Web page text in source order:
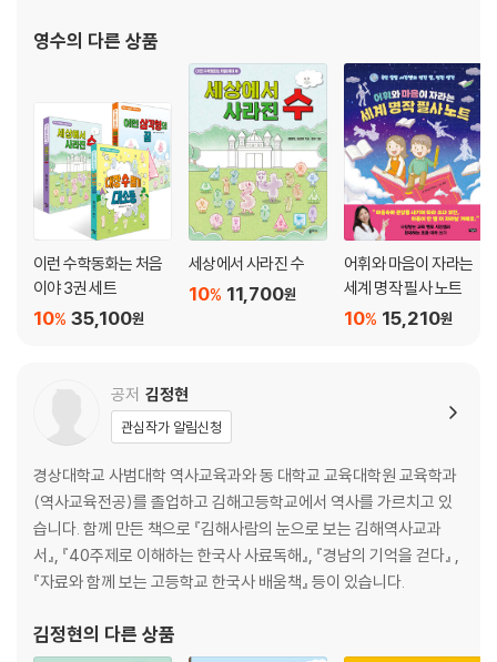
4장 일제 강점기 사람들의 모습
서울 풍경이 달라지다
소년, 전쟁터로 끌려가다
소녀, ‘위안부’로 끌려가다
5장 광복 그리고 대한민국 정부 수립
빼앗긴 나라를 되찾다!
미군과 소련군이 한반도에 들어오다
대한민국 정부가 세워지다
국경일과 태극기
6장 민족의 비극, 6·25 전쟁
6·25 전쟁이 일어나다
인천 상륙 작전이 성공하다
중국군이 쏟아져 내려오다
수많은 사람이 목숨을 잃다
7장 민주주의를 지키기 위한 노력
3·15 부정 선거가 일어나다
4·19 혁명으로 이승만 정권이 무너지다
영수의 다른 상품
이런 수학동화는 처음
이야 3권 세트
35,100원
10%
세상에서 사라진 수
11,700원
10%
어휘와 마음이 자라는
세계 명작 필사 노트
15,210원
10%
공저 김정현
관심작가 알림신청
경상대학교 사범대학 역사교육과와 동 대학교 교육대학원 교육학과
(역사교육전공)를 졸업하고 김해고등학교에서 역사를 가르치고 있
습니다. 함께 만든 책으로 『김해사람의 눈으로 보는 김해역사교과
서』, 『40주제로 이해하는 한국사 사료독해』, 『경남의 기억을 걷다』 ,
『자료와 함께 보는 고등학교 한국사 배움책』 등이 있습니다.
김정현의 다른 상품